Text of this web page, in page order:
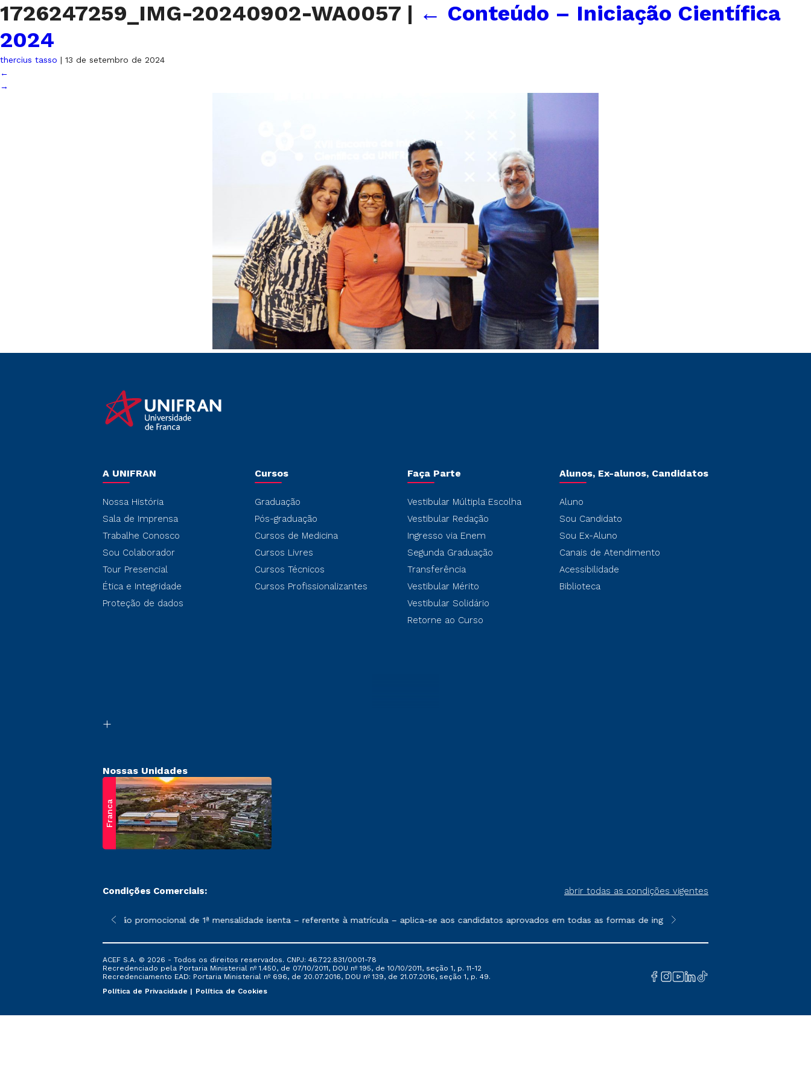
1726247259_IMG-20240902-WA0057 | ← Conteúdo – Iniciação Científica
2024
thercius tasso | 13 de setembro de 2024
←
→
A UNIFRAN
Nossa História
Sala de Imprensa
Trabalhe Conosco
Sou Colaborador
Tour Presencial
Ética e Integridade
Proteção de dados
Cursos
Graduação
Pós-graduação
Cursos de Medicina
Cursos Livres
Cursos Técnicos
Cursos Profissionalizantes
Faça Parte
Vestibular Múltipla Escolha
Vestibular Redação
Ingresso via Enem
Segunda Graduação
Transferência
Vestibular Mérito
Vestibular Solidário
Retorne ao Curso
Alunos, Ex-alunos, Candidatos
Aluno
Sou Candidato
Sou Ex-Aluno
Canais de Atendimento
Acessibilidade
Biblioteca
Nossas Unidades
Franca
Condições Comerciais: abrir todas as condições vigentes
sofrer alterações nos períodos de rematrícula conforme exposto no contrato de prestação de serviços
*A condição promocional de 1ª mensalidade isenta – referente à matrícula – aplica-se aos candidatos aprovados em todas as formas de ingresso, exceto na prova on-line ou
**Semipresencial é um formato do
ACEF S.A. © 2026 - Todos os direitos reservados. CNPJ: 46.722.831/0001-78
Recredenciado pela Portaria Ministerial nº 1.450, de 07/10/2011, DOU nº 195, de 10/10/2011, seção 1, p. 11-12
Recredenciamento EAD: Portaria Ministerial nº 696, de 20.07.2016, DOU nº 139, de 21.07.2016, seção 1, p. 49.
Política de Privacidade
Política de Cookies